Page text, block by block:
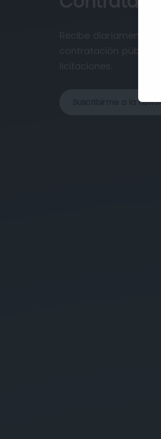
Recibe diariamente
contratación pública
Suscribirme a la